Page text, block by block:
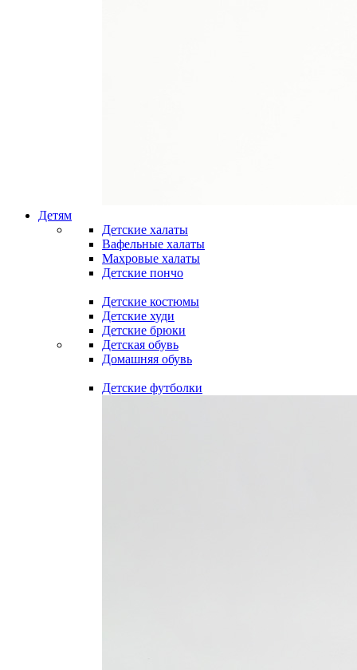
Детям
Детские халаты
Вафельные халаты
Махровые халаты
Детские пончо
Детские костюмы
Детские худи
Детские брюки
Детская обувь
Домашняя обувь
Детские футболки